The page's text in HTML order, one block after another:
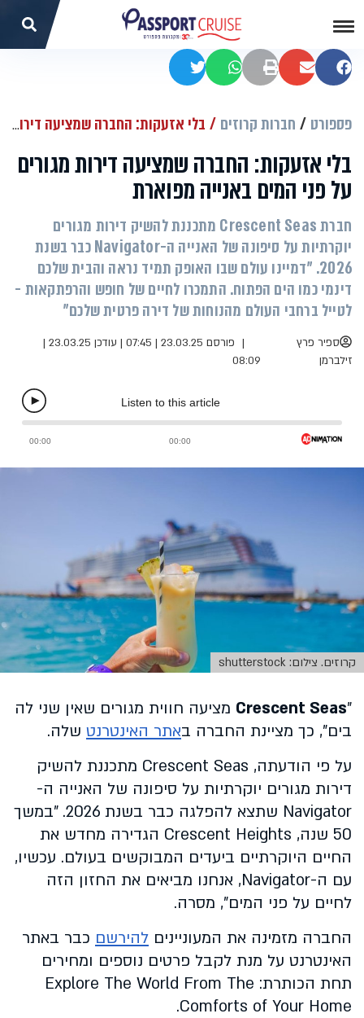
שתפו בפייסבוק
שתפו במיילהדפסהשתפו בוואטסאפשתפו בטוויטר
פספורט חברות קרוזים בלי אזעקות: החברה שמציעה דירות מגורים על פני המים באנייה מפוארת
בלי אזעקות: החברה שמציעה דירות מגורים
על פני המים באנייה מפוארת
חברת Crescent Seas מתכננת להשיק דירות מגורים
יוקרתיות על סיפונה של האנייה ה-Navigator כבר בשנת
2026. "דמיינו עולם שבו האופק תמיד נראה והבית שלכם
דינמי כמו הים הפתוח. התמכרו לחיים של חופש והרפתקאות -
לטייל ברחבי העולם מהנוחות של דירה פרטית שלכם"
ספיר פרץ
זילברמן
פורסם 23.03.25 | 07:45 |
עודכן 23.03.25 |
08:09
קרוזים. צילום: shutterstock
"
Crescent Seas מציעה חווית מגורים שאין שני לה
בים", כך מציינת החברה באתר האינטרנט שלה.
על פי הודעתה, Crescent Seas מתכננת להשיק
דירות מגורים יוקרתיות על סיפונה של האנייה ה-
Navigator שתצא להפלגה כבר בשנת 2026. "במשך
50 שנה, Crescent Heights הגדירה מחדש את
החיים היוקרתיים ביעדים המבוקשים בעולם. עכשיו,
עם ה-Navigator, אנחנו מביאים את החזון הזה
לחיים על פני המים", מסרה.
החברה מזמינה את המעוניינים להירשם כבר באתר
האינטרנט על מנת לקבל פרטים נוספים ומחירים
תחת הכותרת: Explore The World From The
Comforts of Your Home.